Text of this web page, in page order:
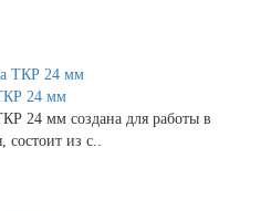
24 мм
24 мм создана для работы в
из с..